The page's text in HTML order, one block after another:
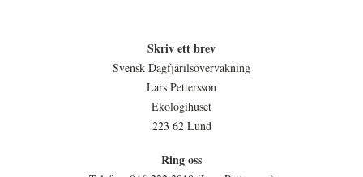
Skriv ett brev
Svensk Dagfjärilsövervakning
Lars Pettersson
Ekologihuset
223 62 Lund
Ring oss